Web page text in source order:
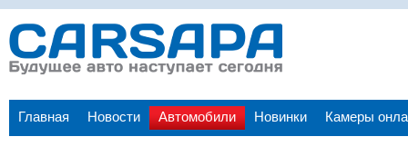
Главная Новости Автомобили Новинки Камеры